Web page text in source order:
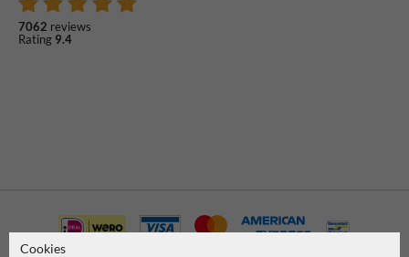
7062 reviews
Rating 9.4
Cookies